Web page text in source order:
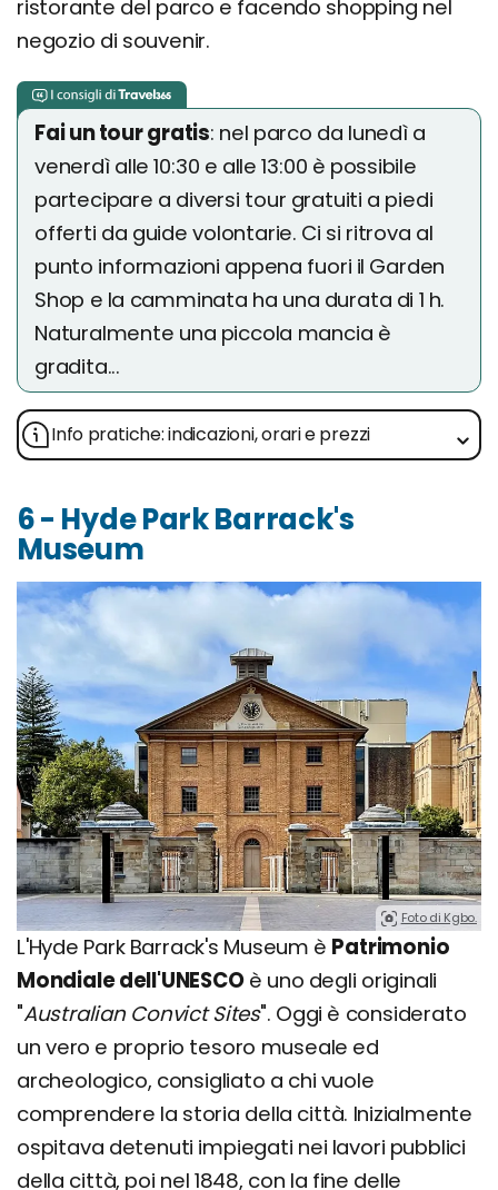
ristorante del parco e facendo shopping nel
negozio di souvenir.
Fai un tour gratis: nel parco da lunedì a
venerdì alle 10:30 e alle 13:00 è possibile
partecipare a diversi tour gratuiti a piedi
offerti da guide volontarie. Ci si ritrova al
punto informazioni appena fuori il Garden
Shop e la camminata ha una durata di 1 h.
Naturalmente una piccola mancia è
gradita...
Info pratiche: indicazioni, orari e prezzi
6 - Hyde Park Barrack's
Museum
Foto di Kgbo.
L'Hyde Park Barrack's Museum è Patrimonio
Mondiale dell'UNESCOè uno degli originali
"Australian Convict Sites". Oggi è considerato
un vero e proprio tesoro museale ed
archeologico, consigliato a chi vuole
comprendere la storia della città. Inizialmente
ospitava detenuti impiegati nei lavori pubblici
della città, poi nel 1848, con la fine delle